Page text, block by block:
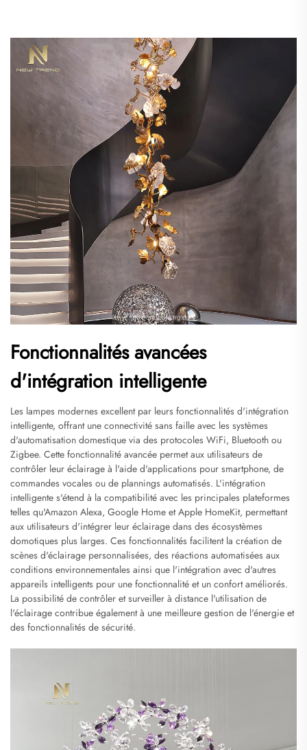
Fonctionnalités avancées
d'intégration intelligente
Les lampes modernes excellent par leurs fonctionnalités d'intégration
intelligente, offrant une connectivité sans faille avec les systèmes
d'automatisation domestique via des protocoles WiFi, Bluetooth ou
Zigbee. Cette fonctionnalité avancée permet aux utilisateurs de
contrôler leur éclairage à l'aide d'applications pour smartphone, de
commandes vocales ou de plannings automatisés. L'intégration
intelligente s'étend à la compatibilité avec les principales plateformes
telles qu'Amazon Alexa, Google Home et Apple HomeKit, permettant
aux utilisateurs d'intégrer leur éclairage dans des écosystèmes
domotiques plus larges. Ces fonctionnalités facilitent la création de
scènes d'éclairage personnalisées, des réactions automatisées aux
conditions environnementales ainsi que l'intégration avec d'autres
appareils intelligents pour une fonctionnalité et un confort améliorés.
La possibilité de contrôler et surveiller à distance l'utilisation de
l'éclairage contribue également à une meilleure gestion de l'énergie et
des fonctionnalités de sécurité.